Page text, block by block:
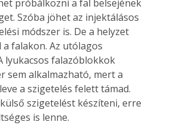
próbálkozni a fal belsejének
Szóba jöhet az injektálásos
módszer is. De a helyzet
falakon. Az utólagos
lyukacsos falazóblokkok
sem alkalmazható, mert a
a szigetelés felett támad.
szigetelést készíteni, erre
is lenne.